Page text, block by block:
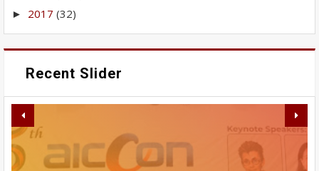
► 2017 (32)
Recent Slider
PERBAIKAN IPA GUNUNG
RABU INI MAHASISWA AKAN